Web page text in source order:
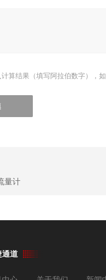
计算结果（填写阿拉伯数字），
量计
通道